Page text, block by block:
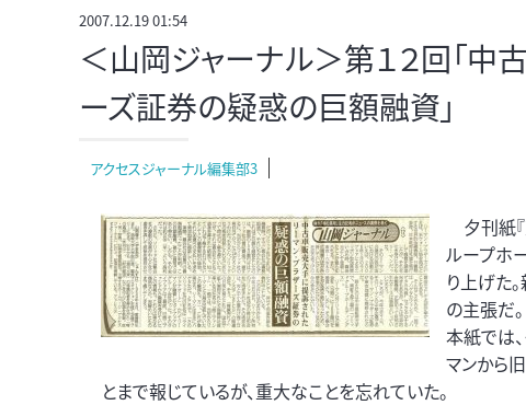
2007.12.19 01:54
＜山岡ジャーナル＞第１２回「中
ーズ証券の疑惑の巨額融資」
アクセスジャーナル編集部3
夕刊紙『
ループホ
り上げた
の主張だ。
本紙では
マンから
とまで報じているが、重大なことを忘れていた。